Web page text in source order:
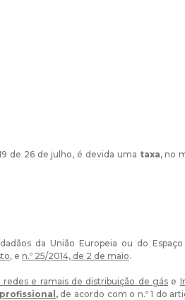
de 26 de julho, é devida uma taxa, no
da União Europeia ou do
, e n.º 25/2014, de 2 de maio.
e ramais de distribuição de gáse
, de acordo com o n.º 1 do